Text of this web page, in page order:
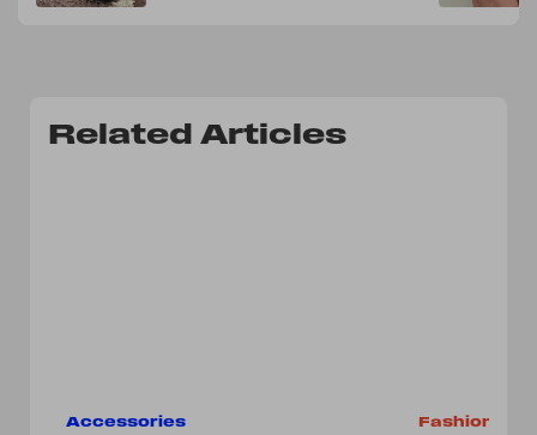
Related Articles
Accessories Fashion